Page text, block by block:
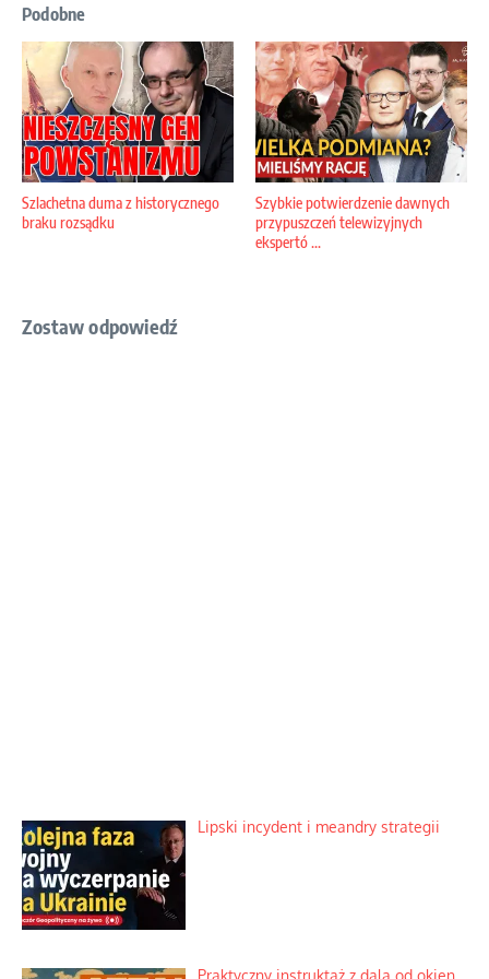
Podobne
Szlachetna duma z historycznego
braku rozsądku
Szybkie potwierdzenie dawnych
przypuszczeń telewizyjnych
ekspertó ...
Zostaw odpowiedź
Lipski incydent i meandry strategii
Praktyczny instruktaż z dala od okien